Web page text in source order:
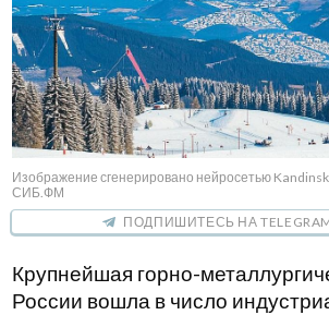
Изображение сгенерировано нейросетью
СИБ.ФМ
ПОДПИШИТЕСЬ НА
Крупнейшая горно-
России вошла в число